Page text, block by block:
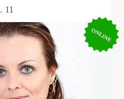
11
ONLINE
Rebeca
peníze, zaměstnání nebo